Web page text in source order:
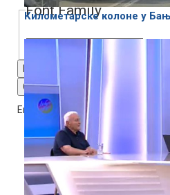
Font Family
restore all settings to the
Close Modal Dialog
End of dialog window.
Километарске колоне у